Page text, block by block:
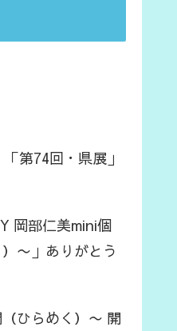
第74回・県展」
岡部仁美mini個
〜」ありがとう
ひらめく）〜 開